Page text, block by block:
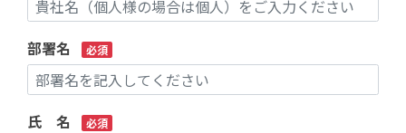
部署名 必須
氏 名 必須